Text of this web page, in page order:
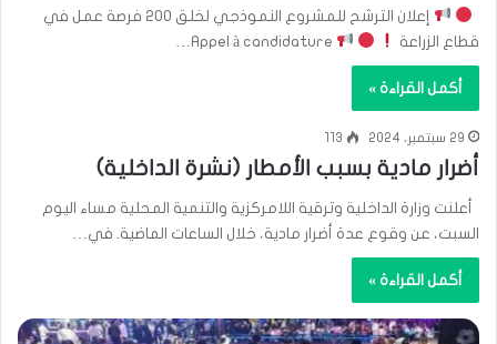
إعلان الترشح للمشروع النموذجي لخلق 200 فرصة عمل في
قطاع الزراعة
أكمل القراءة »
29 سبتمبر، 2024 113
أضرار مادية بسبب الأمطار (نشرة الداخلية)
أعلنت وزارة الداخلية وترقية اللامركزية والتنمية المحلية مساء اليوم
السبت، عن وقوع عدة أضرار مادية، خلال الساعات الماضية. في…
أكمل القراءة »